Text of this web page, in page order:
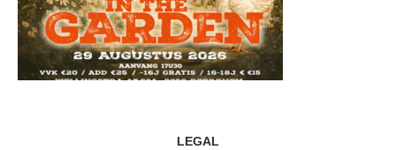
LEGAL